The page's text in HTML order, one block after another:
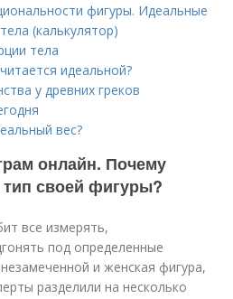
фигуры. Идеальные
(калькулятор)
тела
идеальной?
у древних греков
вес?
онлайн. Почему
своей фигуры?
все измерять,
под определенные
и женская фигура,
разделили на несколько